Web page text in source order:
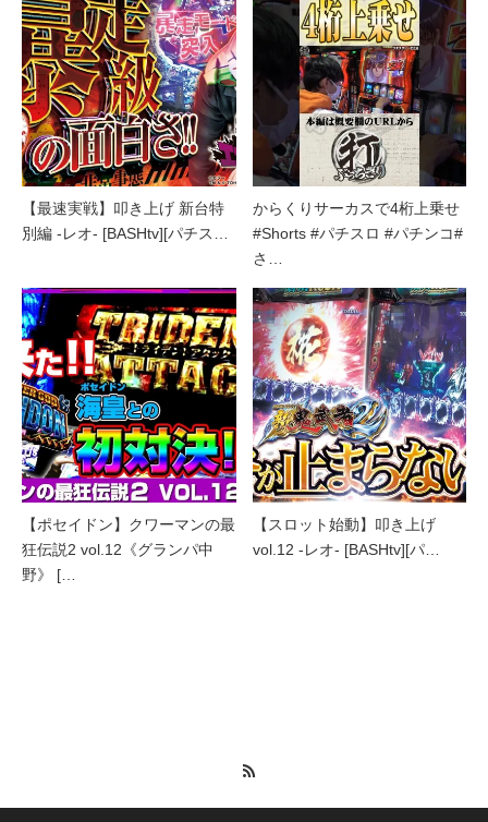
【最速実戦】叩き上げ 新台特
別編 -レオ- [BASHtv][パチス…
からくりサーカスで4桁上乗せ
#Shorts #パチスロ #パチンコ#
さ…
【ポセイドン】クワーマンの最
狂伝説2 vol.12《グランパ中
野》 […
【スロット始動】叩き上げ
vol.12 -レオ- [BASHtv][パ…